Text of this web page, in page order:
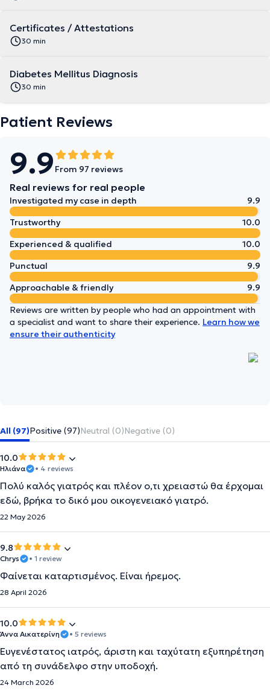
Certificates / Attestations
30 min
Diabetes Mellitus Diagnosis
30 min
Patient Reviews
9.9 From 97 reviews
Real reviews for real people
Investigated my case in depth
9.9
Trustworthy
10.0
Experienced & qualified
10.0
Punctual
9.9
Approachable & friendly
9.9
Reviews are written by people who had an appointment with
a specialist and want to share their experience. Learn how we
ensure their authenticity
All (97)Positive (97)Neutral (0)Negative (0)
10.0
Ηλιάνα • 4 reviews
Πολύ καλός γιατρός και πλέον ο,τι χρειαστώ θα έρχομαι
εδώ, βρήκα το δικό μου οικογενειακό γιατρό.
22 May 2026
9.8
Chrys • 1 review
Φαίνεται καταρτισμένος. Είναι ήρεμος.
28 April 2026
10.0
Άννα Αικατερίνη • 5 reviews
Ευγενέστατος ιατρός, άριστη και ταχύτατη εξυπηρέτηση
από τη συνάδελφο στην υποδοχή.
24 March 2026